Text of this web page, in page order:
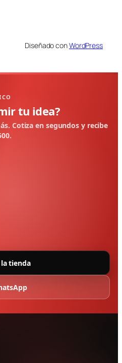
Diseñado conWordPress
tu idea?
Cotiza en segundos y recibe
tienda